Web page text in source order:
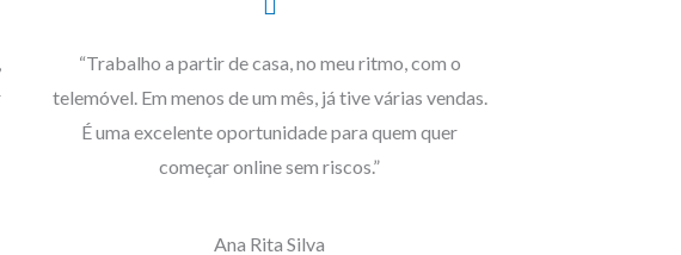
“Trabalho a partir de casa, no meu ritmo, com o
telemóvel. Em menos de um mês, já tive várias vendas.
É uma excelente oportunidade para quem quer
começar online sem riscos.”
Ana Rita Silva